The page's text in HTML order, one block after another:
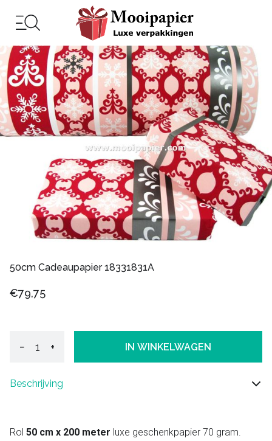
50cm Cadeaupapier 18331831A
€79,75
− + IN WINKELWAGEN
Beschrijving
Rol 50 cm x 200 meter luxe geschenkpapier 70 gram.